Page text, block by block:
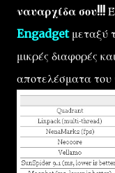
ναυαρχίδα σου!!!
Engadgetμεταξύ
μικρές διαφορές
αποτελέσματα του